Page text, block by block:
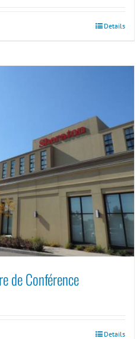
Details
de Conférence
Details